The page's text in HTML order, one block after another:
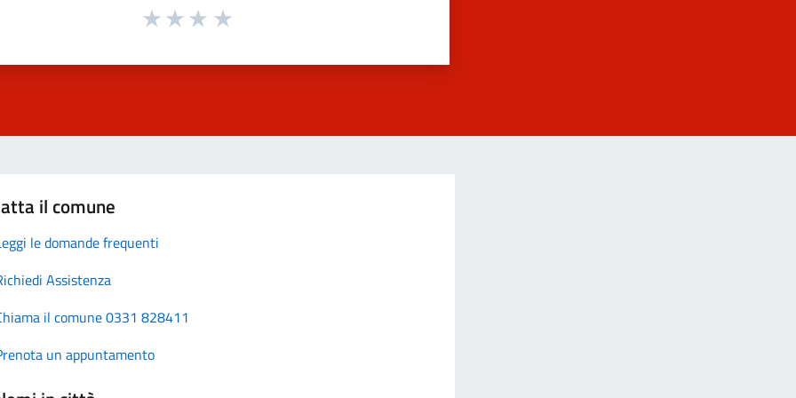
il comune
le domande frequenti
Assistenza
il comune 0331 828411
un appuntamento